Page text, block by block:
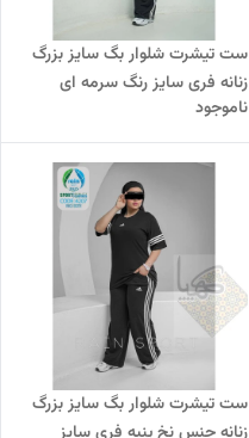
ست تیشرت شلوار بگ سایز بزرگ
زنانه فری سایز رنگ سرمه ای
ناموجود
ست تیشرت شلوار بگ سایز بزرگ